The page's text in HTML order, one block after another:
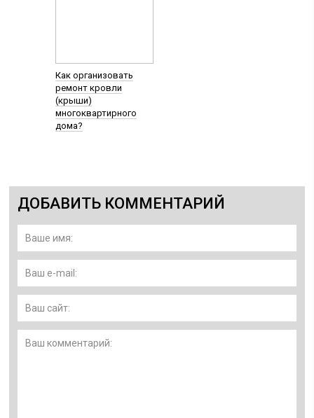
Как организовать
ремонт кровли
(крыши)
многоквартирного
дома?
ДОБАВИТЬ КОММЕНТАРИЙ